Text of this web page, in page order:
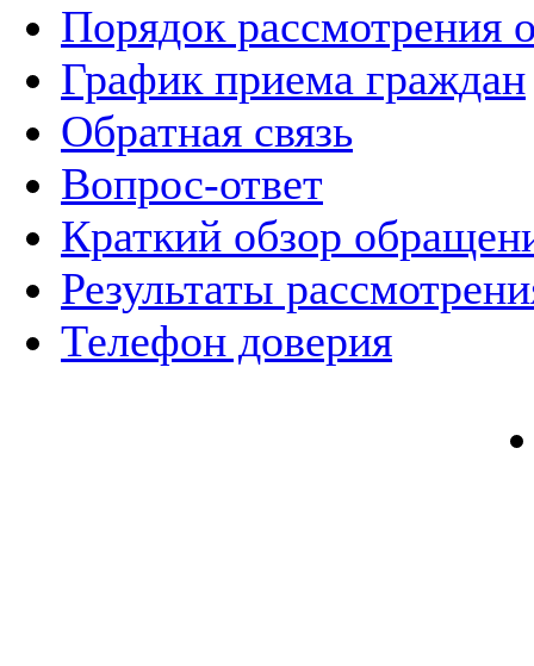
Порядок рассмотрения
График приема граждан
Обратная связь
Вопрос-ответ
Краткий обзор
Результаты
Телефон доверия